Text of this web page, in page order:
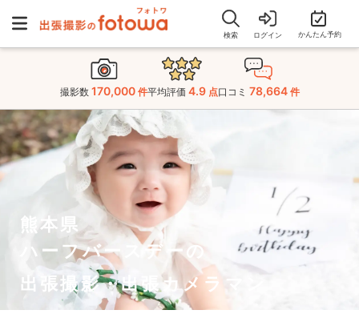
検索 ログイン かんたん予約
撮影数 170,000 件平均評価 4.9 点口コミ 78,664 件
熊本県
ハーフバースデーの
出張撮影・出張カメラマン